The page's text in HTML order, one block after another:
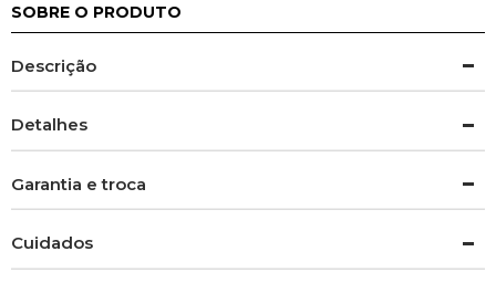
SOBRE O PRODUTO
Descrição
Detalhes
Garantia e troca
Cuidados